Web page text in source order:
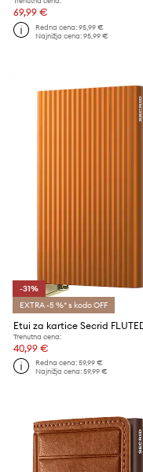
69,99 €
Redna cena:95,99 €
Najnižja cena:95,99 €
-31%
EXTRA -5 %* s kodo OFF
Etui za kartice Secrid
Trenutna cena:
40,99 €
Redna cena:59,99 €
Najnižja cena:59,99 €